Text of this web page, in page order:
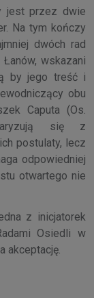
jest przez dwie
Na tym kończy
dwóch rad
wskazani
by jego treść i
obu
Caputa (Os.
się z
postulaty, lecz
odpowiedniej
otwartego nie
z inicjatorek
Osiedli w
akceptację.